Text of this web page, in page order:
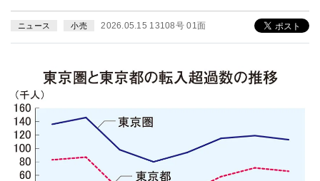
ニュース 小売 2026.05.15 13108号 01面